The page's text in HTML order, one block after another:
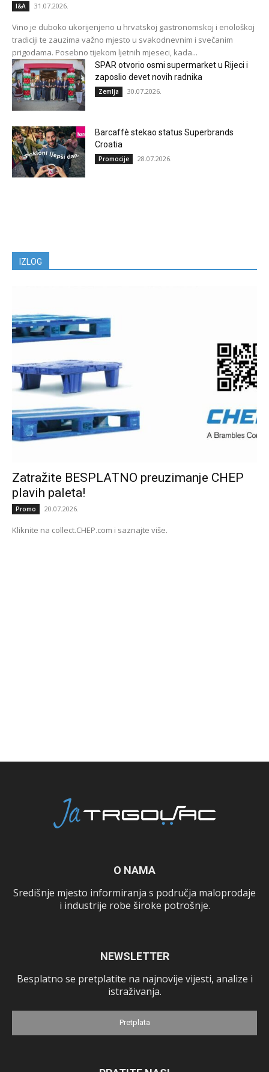
I&A 31.07.2026.
Vino je duboko ukorijenjeno u hrvatskoj gastronomskoj i enološkoj
tradiciji te zauzima važno mjesto u svakodnevnim i svečanim
prigodama. Posebno tijekom ljetnih mjeseci, kada...
SPAR otvorio osmi supermarket u Rijeci i
zaposlio devet novih radnika
Zemlja 30.07.2026.
Barcaffè stekao status Superbrands
Croatia
Promocije 28.07.2026.
IZLOG
Zatražite BESPLATNO preuzimanje CHEP
plavih paleta!
Promo 20.07.2026.
Kliknite na collect.CHEP.com i saznajte više.
O NAMA
Središnje mjesto informiranja s područja maloprodaje
i industrije robe široke potrošnje.
NEWSLETTER
Besplatno se pretplatite na najnovije vijesti, analize i
istraživanja.
Pretplata